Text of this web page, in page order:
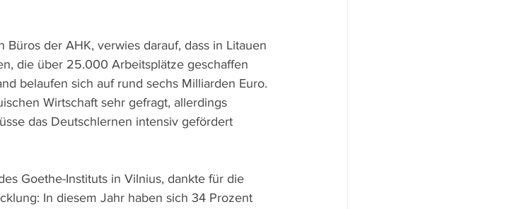
Büros der AHK, verwies darauf, dass in Litauen
die über 25.000 Arbeitsplätze geschaffen
belaufen sich auf rund sechs Milliarden Euro.
Wirtschaft sehr gefragt, allerdings
das Deutschlernen intensiv gefördert
Goethe-Instituts in Vilnius, dankte für die
In diesem Jahr haben sich 34 Prozent